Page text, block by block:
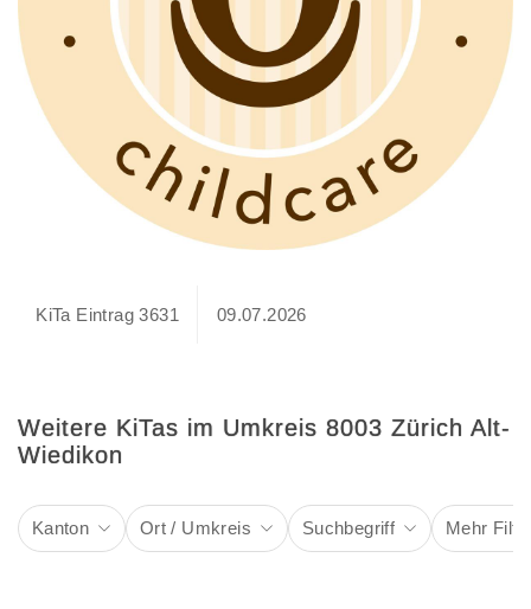
KiTa Eintrag 3631 09.07.2026
Weitere KiTas im Umkreis 8003 Zürich Alt-
Wiedikon
Kanton Ort / Umkreis Suchbegriff Mehr